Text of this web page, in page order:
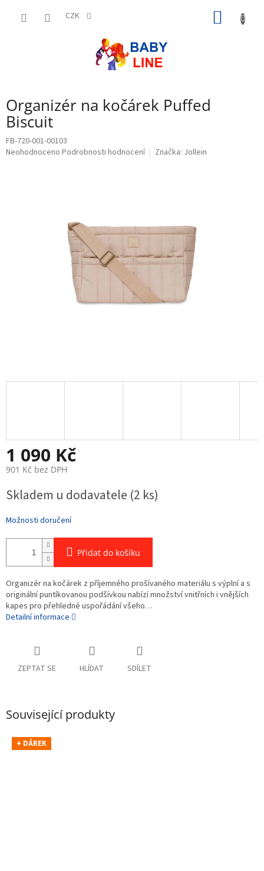
CZK
Organizér na kočárek Puffed
Biscuit
FB-720-001-00103
Průměrné
Neohodnoceno Podrobnosti hodnocení Značka: Jollein
1 090 Kč
901 Kč bez DPH
cena:
Skladem u dodavatele (2 ks)
Možnosti doručení
Přidat do košíku
Organizér na kočárek z příjemného prošívaného materiálu s výplní a s
originální puntíkovanou podšívkou nabízí množství vnitřních i vnějších
kapes pro přehledné uspořádání všeho…
Detailní informace
ZEPTAT SE HLÍDAT SDÍLET
Související produkty
+ DÁREK